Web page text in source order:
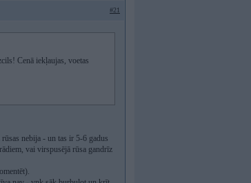
#21
Cenā iekļaujas, voetas
nebija - un tas ir 5-6 gadus
vai virspusējā rūsa gandrīz